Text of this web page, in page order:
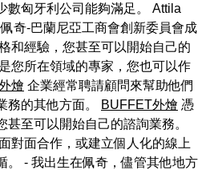
數匈牙利公司能夠滿足。 Attila
奇-巴蘭尼亞工商會創新委員會成
和經驗，您甚至可以開始自己的
您所在領域的專家，您也可以作
燴 企業經常聘請顧問來幫助他們
務的其他方面。
BUFFET外燴 憑
至可以開始自己的諮詢業務。
對面合作，或建立個人化的線上
。 - 我出生在佩奇，儘管其他地方